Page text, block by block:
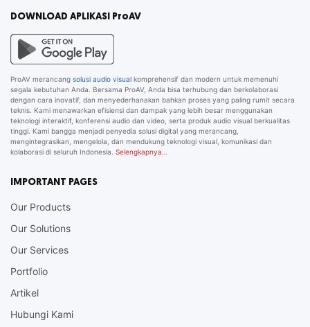
DOWNLOAD APLIKASI ProAV
ProAV merancang solusi audio visual komprehensif dan modern untuk memenuhi
segala kebutuhan Anda. Bersama ProAV, Anda bisa terhubung dan berkolaborasi
dengan cara inovatif, dan menyederhanakan bahkan proses yang paling rumit secara
teknis. Kami menawarkan efisiensi dan dampak yang lebih besar menggunakan
teknologi interaktif, konferensi audio dan video, serta produk audio visual berkualitas
tinggi. Kami bangga menjadi penyedia solusi digital yang merancang,
mengintegrasikan, mengelola, dan mendukung teknologi visual, komunikasi dan
kolaborasi di seluruh Indonesia. Selengkapnya…
IMPORTANT PAGES
Our Products
Our Solutions
Our Services
Portfolio
Artikel
Hubungi Kami